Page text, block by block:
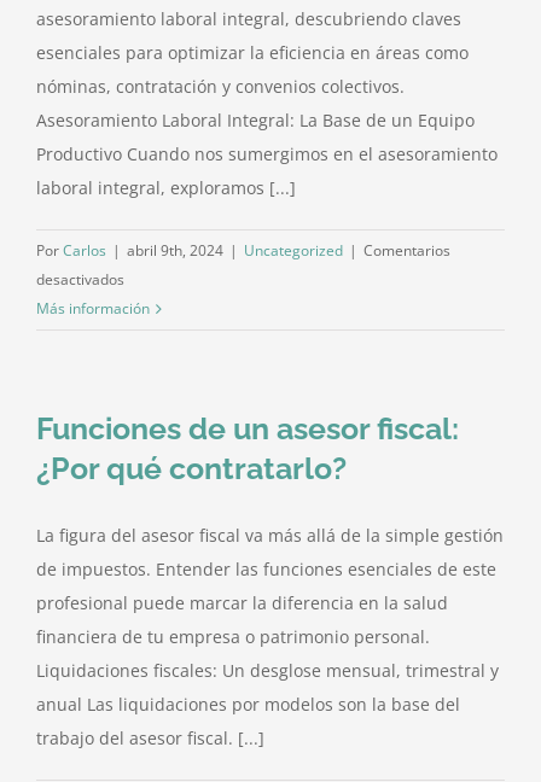
asesoramiento laboral integral, descubriendo claves
esenciales para optimizar la eficiencia en áreas como
nóminas, contratación y convenios colectivos.
Asesoramiento Laboral Integral: La Base de un Equipo
Productivo Cuando nos sumergimos en el asesoramiento
laboral integral, exploramos [...]
PorCarlos | abril 9th, 2024 | Uncategorized | Comentarios
desactivados
Asesoramiento
tu
empresa
con
en
nóminas,
contratación
y
Más información
Funciones de un asesor fiscal:
¿Por qué contratarlo?
La figura del asesor fiscal va más allá de la simple gestión
de impuestos. Entender las funciones esenciales de este
profesional puede marcar la diferencia en la salud
financiera de tu empresa o patrimonio personal.
Liquidaciones fiscales: Un desglose mensual, trimestral y
anual Las liquidaciones por modelos son la base del
trabajo del asesor fiscal. [...]